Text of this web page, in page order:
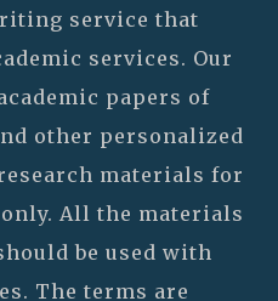
service that
services. Our
papers of
other personalized
materials for
All the materials
be used with
The terms are